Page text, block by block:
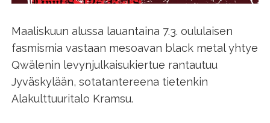
Maaliskuun alussa lauantaina 7.3. oululaisen
fasmismia vastaan mesoavan black metal yhtye
Qwälenin levynjulkaisukiertue rantautuu
Jyväskylään, sotatantereena tietenkin
Alakulttuuritalo Kramsu.